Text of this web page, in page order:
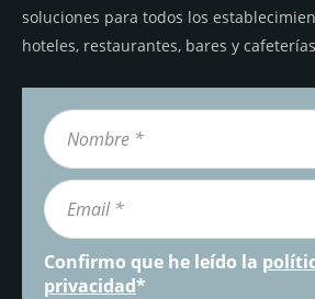
soluciones para todos los
hoteles, restaurantes, bares y
Confirmo que he leído la
privacidad*